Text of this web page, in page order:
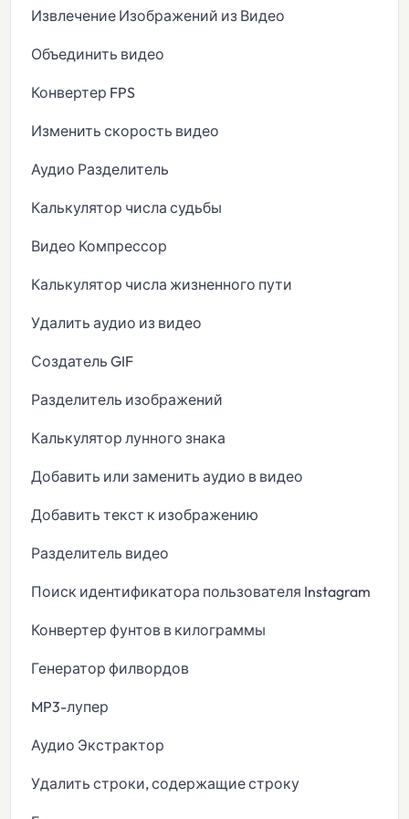
Извлечение Изображений из Видео
Объединить видео
Конвертер FPS
Изменить скорость видео
Аудио Разделитель
Калькулятор числа судьбы
Видео Компрессор
Калькулятор числа жизненного пути
Удалить аудио из видео
Создатель GIF
Разделитель изображений
Калькулятор лунного знака
Добавить или заменить аудио в видео
Добавить текст к изображению
Разделитель видео
Поиск идентификатора пользователя Instagram
Конвертер фунтов в килограммы
Генератор филвордов
MP3-лупер
Аудио Экстрактор
Удалить строки, содержащие строку